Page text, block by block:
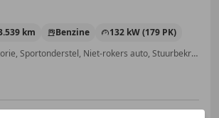
km Benzine
132 kW (179 PK)
Met onderhoudshistorie, Sportonderstel, Niet-rokers auto, Stuurbekrachtiging, Achterbank 1/3 - 2/3, Sportstoelen, Lederen stuurwiel, Centrale deurvergrendeling met afstandsbediening